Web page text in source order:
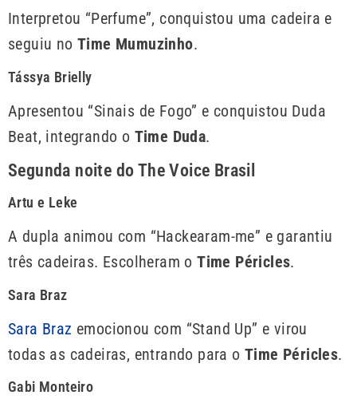
Interpretou “Perfume”, conquistou uma cadeira e
seguiu noTime Mumuzinho.
Tássya Brielly
Apresentou “Sinais de Fogo” e conquistou Duda
Beat, integrando o Time Duda.
Segunda noite do The Voice Brasil
Artu e Leke
A dupla animou com “Hackearam-me” e garantiu
três cadeiras. Escolheram oTime Péricles.
Sara Braz
Sara Braz emocionou com “Stand Up” e virou
todas as cadeiras, entrando para o Time Péricles.
Gabi Monteiro